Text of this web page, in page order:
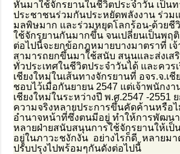
หันมาใช้จักรยานในชีวิตประจำวัน เป็นท
ประชาชนร่วมกันประหยัดพลังงาน ร่ว
มลพิษมาก และร่วมหยุดโลกร้อน-ด้วยชี
ใช้จักรยานกันมากขึ้น จนเปลี่ยนเป็นพฤ
ต่อไปนี้จะยกข้อกฎหมายบางมาตราที่ เ
สามารถยกขึ้นมาใช้สนับ สนุนและส่งเส
ทั่วประเทศในชีวิตประจำวันได้ และควร
เชียงใหม่ในเส้นทางจักรยานที่ อจร.จ.เ
ชอบไว้เมื่อกันยายน 2547 แต่เจ้าพนักงา
เชียงใหม่ในระหว่างปี พ.ศ.2547 -2551
ความจริงหลายประการขึ้นคัดค้านหรือ
อำนาจหน้าที่ซึ่งตนมีอยู่ ทำให้การพัฒนา
หลายฝ่ายสนับสนุนการใช้จักรยานให้เป็
อยู่ในภาวะชงักงัน อย่างไรก็ดี หลายมา
ปรับปรุงไปพร้อมๆกันดังต่อไปนี้